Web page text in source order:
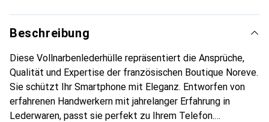
Beschreibung
Diese Vollnarbenlederhülle repräsentiert die Ansprüche,
Qualität und Expertise der französischen Boutique Noreve.
Sie schützt Ihr Smartphone mit Eleganz. Entworfen von
erfahrenen Handwerkern mit jahrelanger Erfahrung in
Lederwaren, passt sie perfekt zu Ihrem Telefon.